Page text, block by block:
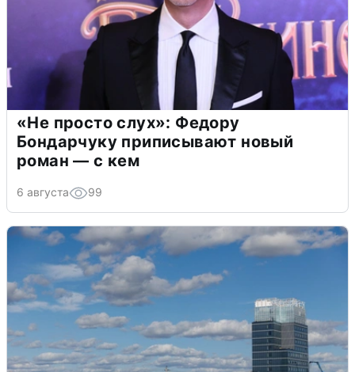
«Не просто слух»: Федору
Бондарчуку приписывают новый
роман — с кем
6 августа 99